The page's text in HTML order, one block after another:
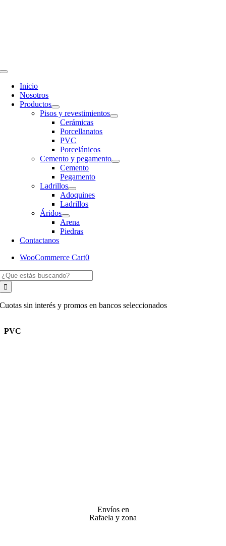
Toggle
Navigation
Inicio
Nosotros
Productos
Pisos y revestimientos
Cerámicas
Porcellanatos
PVC
Porcelánicos
Cemento y pegamento
Cemento
Pegamento
Ladrillos
Adoquines
Ladrillos
Áridos
Arena
Piedras
Contactanos
WooCommerce Cart0
Cuotas sin interés y promos en bancos seleccionados
PVC
Envíos en
Rafaela y zona